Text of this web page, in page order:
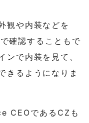
観や内装などを
確認することもで
ンで内装を見て、
きるようになりま
CEOであるCZも